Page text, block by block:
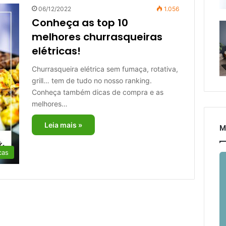
06/12/2022 1.056
Conheça as top 10
melhores churrasqueiras
elétricas!
Churrasqueira elétrica sem fumaça, rotativa,
grill… tem de tudo no nosso ranking.
Conheça também dicas de compra e as
melhores…
Leia mais »